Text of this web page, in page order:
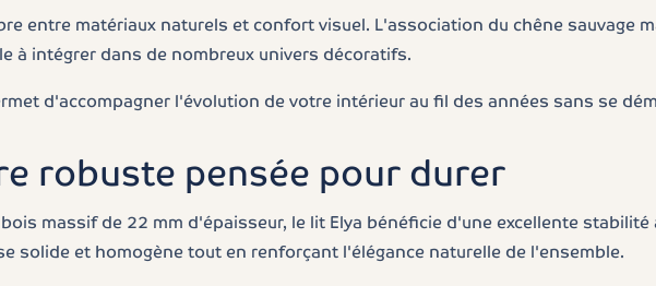
entre matériaux naturels et confort visuel. L'association du chêne sauvage
à intégrer dans de nombreux univers décoratifs.
d'accompagner l'évolution de votre intérieur au fil des années sans se
robuste pensée pour durer
massif de 22 mm d'épaisseur, le lit Elya bénéficie d'une excellente
solide et homogène tout en renforçant l'élégance naturelle de l'ensemble.